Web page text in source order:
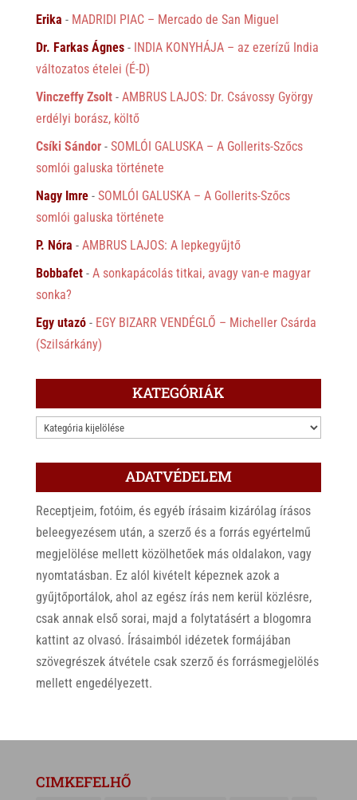
Erika - MADRIDI PIAC – Mercado de San Miguel
Dr. Farkas Ágnes- INDIA KONYHÁJA – az ezerízű India
változatos ételei (É-D)
Vinczeffy Zsolt- AMBRUS LAJOS: Dr. Csávossy György
erdélyi borász, költő
Csíki Sándor- SOMLÓI GALUSKA – A Gollerits-Szőcs
somlói galuska története
Nagy Imre- SOMLÓI GALUSKA – A Gollerits-Szőcs
somlói galuska története
P. Nóra - AMBRUS LAJOS: A lepkegyűjtő
Bobbafet- A sonkapácolás titkai, avagy van-e magyar
sonka?
Egy utazó- EGY BIZARR VENDÉGLŐ – Micheller Csárda
(Szilsárkány)
KATEGÓRIÁK
KATEGÓRIÁK
ADATVÉDELEM
Receptjeim, fotóim, és egyéb írásaim kizárólag írásos
beleegyezésem után, a szerző és a forrás egyértelmű
megjelölése mellett közölhetőek más oldalakon, vagy
nyomtatásban. Ez alól kivételt képeznek azok a
gyűjtőportálok, ahol az egész írás nem kerül közlésre,
csak annak első sorai, majd a folytatásért a blogomra
kattint az olvasó. Írásaimból idézetek formájában
szövegrészek átvétele csak szerző és forrásmegjelölés
mellett engedélyezett.
CIMKEFELHŐ